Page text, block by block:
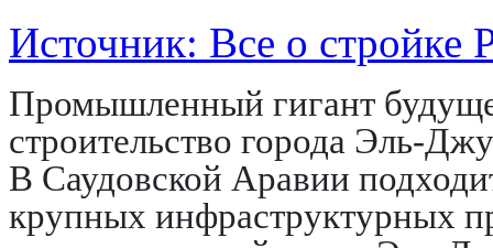
Источник: Все о стройке
Промышленный гигант
строительство города Эль-
В Саудовской Аравии
крупных инфраструктурных